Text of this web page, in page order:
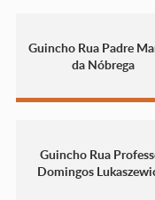
Guincho Rua Padre
da Nóbrega
Guincho Rua
Domingos